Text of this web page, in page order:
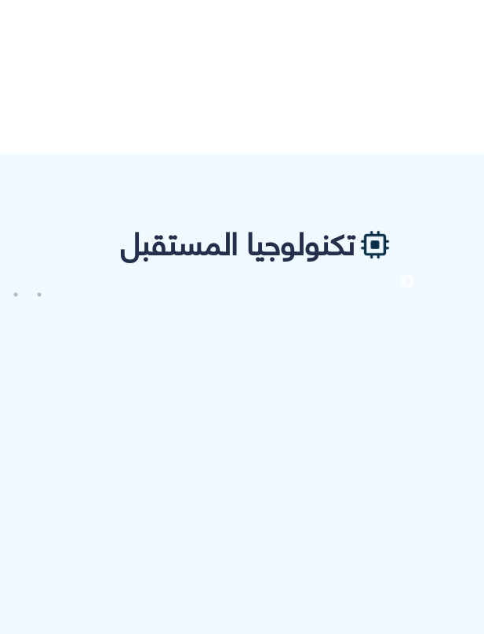
تكنولوجيا المستقبل